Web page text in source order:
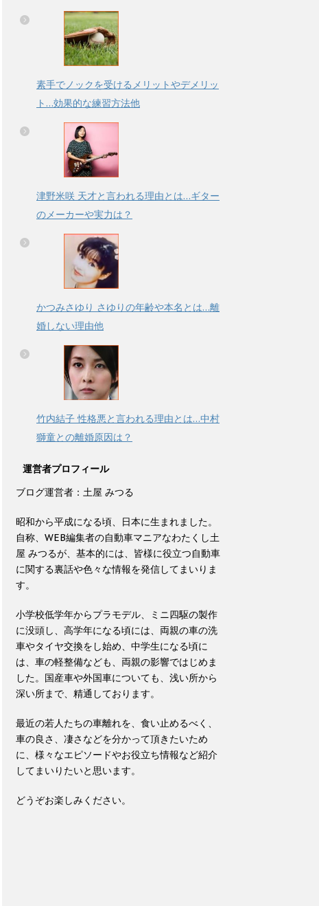
素手でノックを受けるメリットやデメリッ
ト…効果的な練習方法他
津野米咲 天才と言われる理由とは…ギター
のメーカーや実力は？
かつみさゆり さゆりの年齢や本名とは…離
婚しない理由他
竹内結子 性格悪と言われる理由とは…中村
獅童との離婚原因は？
運営者プロフィール
ブログ運営者：土屋 みつる
昭和から平成になる頃、日本に生まれました。
自称、WEB編集者の自動車マニアなわたくし土
屋 みつるが、基本的には、皆様に役立つ自動車
に関する裏話や色々な情報を発信してまいりま
す。
小学校低学年からプラモデル、ミニ四駆の製作
に没頭し、高学年になる頃には、両親の車の洗
車やタイヤ交換をし始め、中学生になる頃に
は、車の軽整備なども、両親の影響ではじめま
した。国産車や外国車についても、浅い所から
深い所まで、精通しております。
最近の若人たちの車離れを、食い止めるべく、
車の良さ、凄さなどを分かって頂きたいため
に、様々なエピソードやお役立ち情報など紹介
してまいりたいと思います。
どうぞお楽しみください。